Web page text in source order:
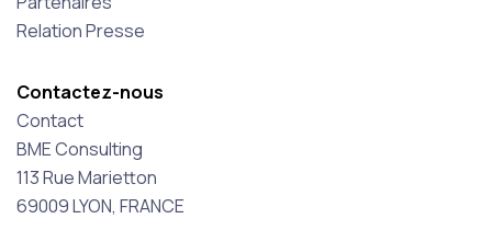
Relation Presse
Contactez-nous
Contact
BME Consulting
113 Rue Marietton
69009 LYON, FRANCE